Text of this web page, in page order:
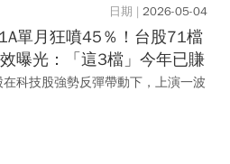
情。今年以來，有多檔ETF前四個月
過60...
2026-05-04
單月狂噴45％！台股71檔
效曝光：「這3檔」今年已賺
落後關鍵竟是含積量？
在科技股強勢反彈帶動下，上演一波